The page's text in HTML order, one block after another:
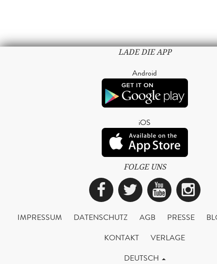
LADE DIE APP
Android
iOS
FOLGE UNS
Facebook
Twitter
IMPRESSUM DATENSCHUTZ AGB PRESSE
KONTAKT
VERLAGE
DEUTSCH